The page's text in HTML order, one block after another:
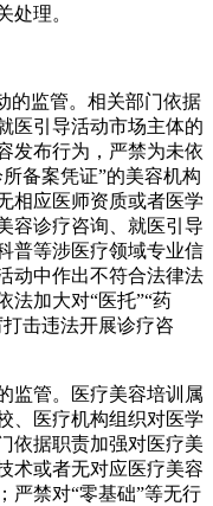
处理。
的监管。相关部门依据
医引导活动市场主体的
发布行为，严禁为未依
备案凭证”的美容机构
相应医师资质或者医学
容诊疗咨询、就医引导
普等涉医疗领域专业信
动中作出不符合法律法
法加大对“医托”“药
击违法开展诊疗咨
监管。医疗美容培训属
、医疗机构组织对医学
依据职责加强对医疗美
术或者无对应医疗美容
严禁对“零基础”等无行